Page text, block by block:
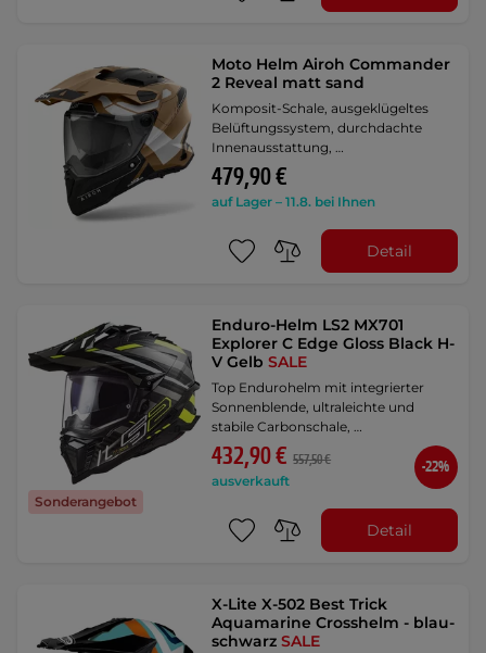
Moto Helm Airoh Commander
2 Reveal matt sand
Komposit-Schale, ausgeklügeltes
Belüftungssystem, durchdachte
Innenausstattung, …
479,90 €
auf Lager – 11.8. bei Ihnen
Detail
Sonderangebot
Enduro-Helm LS2 MX701
Explorer C Edge Gloss Black H-
V GelbSALE
Top Endurohelm mit integrierter
Sonnenblende, ultraleichte und
stabile Carbonschale, …
432,90 € 557,50 €
ausverkauft
-22%
Detail
X-Lite X-502 Best Trick
Aquamarine Crosshelm - blau-
schwarzSALE